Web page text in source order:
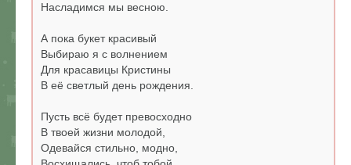
Насладимся мы весною.
А пока букет красивый
Выбираю я с волнением
Для красавицы Кристины
В её светлый день рождения.
Пусть всё будет превосходно
В твоей жизни молодой,
Одевайся стильно, модно,